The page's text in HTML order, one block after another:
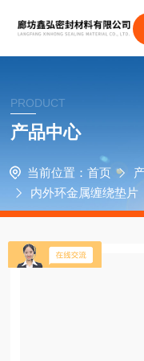
PRODUCT
产品中心
当前位置： 首页
内外环金属缠绕垫片
环四氟乙烯缠绕垫片